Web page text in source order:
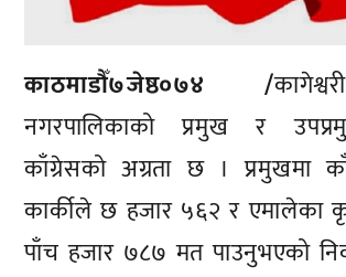
काठमाडौँ७जेष्ठ०७४ /
नगरपालिकाको प्रमुख र
काँग्रेसको अग्रता छ । प्रमुखमा
कार्कीले छ हजार ५६२ र एमालेका
पाँच हजार ७८७ मत पाउनुभएको